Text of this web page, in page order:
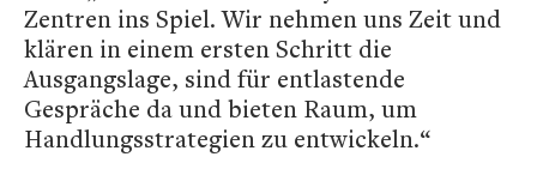
Zentren ins Spiel. Wir nehmen uns Zeit und
klären in einem ersten Schritt die
Ausgangslage, sind für entlastende
Gespräche da und bieten Raum, um
Handlungsstrategien zu entwickeln.“